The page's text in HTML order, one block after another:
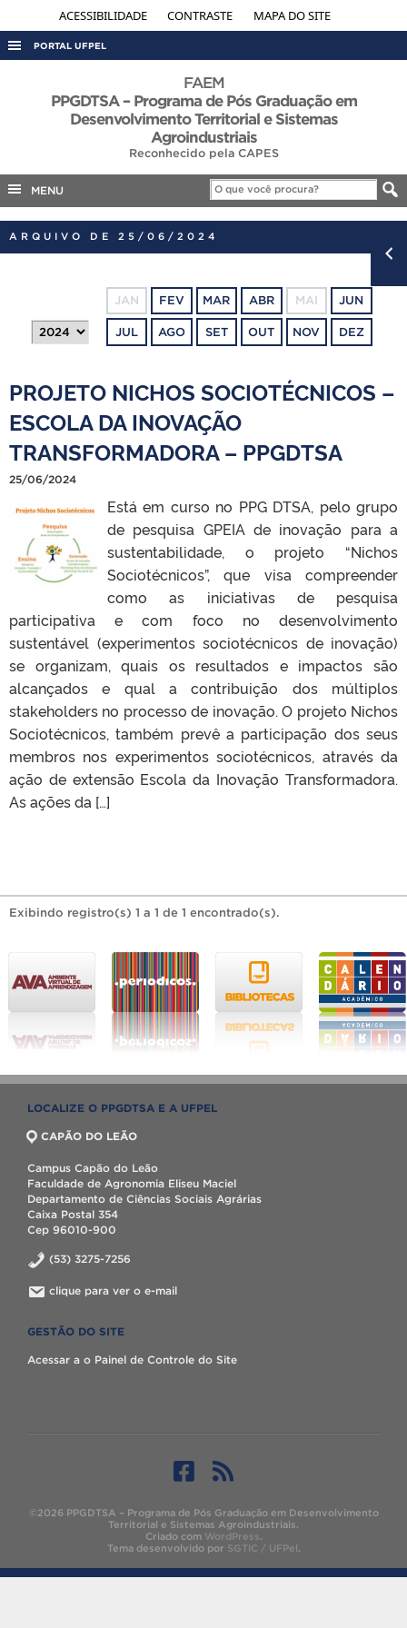
ACESSIBILIDADE CONTRASTE MAPA DO SITE
PORTAL UFPEL
AUDITORIA
INTERNACIONAL
TELEFONES
FAEM
PPGDTSA – Programa de Pós Graduação em
Desenvolvimento Territorial e Sistemas
Agroindustriais
Reconhecido pela CAPES
MENU
ARQUIVO DE 25/06/2024
JAN FEV MAR ABR MAI JUN
JUL AGO SET OUT NOV DEZ
PROJETO NICHOS SOCIOTÉCNICOS –
ESCOLA DA INOVAÇÃO
TRANSFORMADORA – PPGDTSA
25/06/2024
Está em curso no PPG DTSA, pelo grupo
de pesquisa GPEIA de inovação para a
sustentabilidade, o projeto “Nichos
Sociotécnicos”, que visa compreender
como as iniciativas de pesquisa
participativa e com foco no desenvolvimento
sustentável (experimentos sociotécnicos de inovação)
se organizam, quais os resultados e impactos são
alcançados e qual a contribuição dos múltiplos
stakeholders no processo de inovação. O projeto Nichos
Sociotécnicos, também prevê a participação dos seus
membros nos experimentos sociotécnicos, através da
ação de extensão Escola da Inovação Transformadora.
As ações da […]
Exibindo registro(s) 1 a 1 de 1 encontrado(s).
LOCALIZE O PPGDTSA E A UFPEL
CAPÃO DO LEÃO
Campus Capão do Leão
Faculdade de Agronomia Eliseu Maciel
Departamento de Ciências Sociais Agrárias
Caixa Postal 354
Cep 96010-900
(53) 3275-7256
clique para ver o e-mail
GESTÃO DO SITE
Acessar a o Painel de Controle do Site
©2026 PPGDTSA – Programa de Pós Graduação em Desenvolvimento
Territorial e Sistemas Agroindustriais.
Criado com WordPress.
Tema desenvolvido por SGTIC / UFPel.